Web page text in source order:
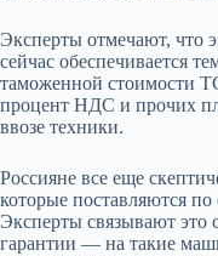
Эксперты отмечают, что
сейчас обеспечивается
таможенной стоимости
процент НДС и прочих
ввозе техники.
Россияне все еще
которые поставляются
Эксперты связывают это
гарантии — на такие